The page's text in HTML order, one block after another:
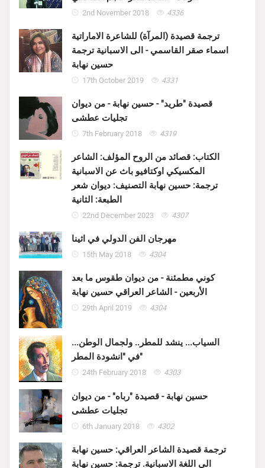
2nd November 2018 4336
ترجمة قصيدة (المرآة) للشاعرة الاماراتية
اسماء صقر القاسمي - الى الاسبانية ترجمة
حسين نهابة
17th October 2019 4331
قصيدة "طريد" - حسين نهابة - من ديوان
تجليات عطشى
7th February 2018 4319
الكتاب: قصائد من الروح المؤلف: الشاعر
المكسيكي اوكتافيو باث عن الاسبانية
ترجمة: حسين نهابة التصنيف: ديوان شعر
الطبعة: الثانية
22nd December 2023 4307
مهرجان الفن الدولي في اثينا
15th May 2018 4304
كوني مطمئنة - من ديوان طقوس ما بعد
الأربعين - الشاعر العراقي حسين نهابة
29th April 2019 4304
السياب... ينشد للمطر.. ولجمال الوطن...
في "انشودة المطر"
24th February 2018 4303
حسين نهابة - قصيدة "رباه" - من ديوان
تجليات عطشى
6th January 2018 4302
ترجمة قصيدة الشاعر العراقي: حسين نهابة
الى اللغة الاسبانية. ترجمة: حسين نهابة